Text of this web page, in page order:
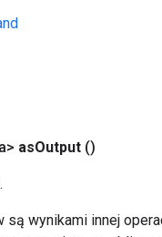
asOutput ()
wynikami innej